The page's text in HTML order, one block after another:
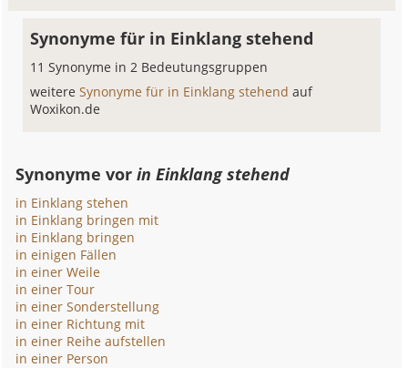
Synonyme für in Einklang stehend
11 Synonyme in 2 Bedeutungsgruppen
weitereSynonyme für in Einklang stehendauf
Woxikon.de
Synonyme vorin Einklang stehend
in Einklang stehen
in Einklang bringen mit
in Einklang bringen
in einigen Fällen
in einer Weile
in einer Tour
in einer Sonderstellung
in einer Richtung mit
in einer Reihe aufstellen
in einer Person